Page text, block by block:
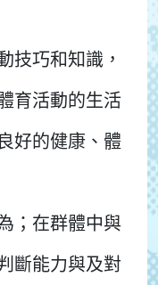
技巧和知識，
育活動的生活
好的健康、體
；在群體中與
斷能力與及對